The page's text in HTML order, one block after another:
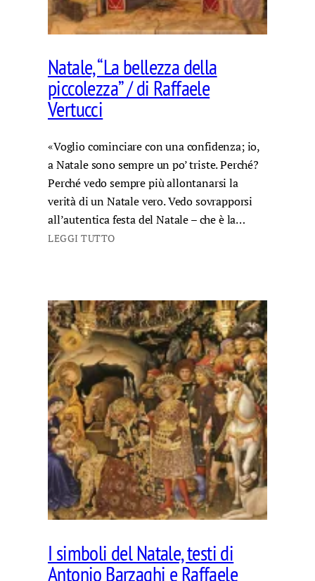
Natale, “La bellezza della
piccolezza” / di Raffaele
Vertucci
«Voglio cominciare con una confidenza; io,
a Natale sono sempre un po’ triste. Perché?
Perché vedo sempre più allontanarsi la
verità di un Natale vero. Vedo sovrapporsi
all’autentica festa del Natale – che è la…
LEGGI TUTTO
I simboli del Natale, testi di
Antonio Barzaghi e Raffaele